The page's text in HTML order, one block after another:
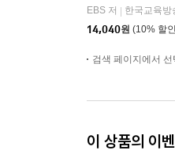
EBS 저
한국교육방송
14,040원 (10% 할
검색 페이지에서
이 상품의 이